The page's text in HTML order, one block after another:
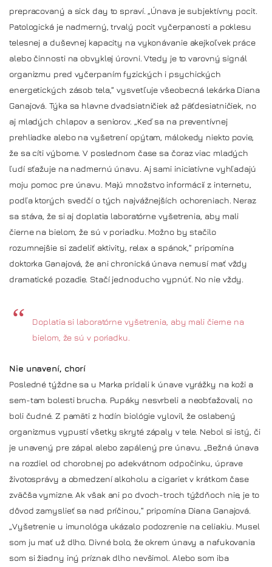
prepracovaný a sick day to spraví. „Únava je subjektívny pocit.
Patologická je nadmerný, trvalý pocit vyčerpanosti a poklesu
telesnej a duševnej kapacity na vykonávanie akejkoľvek práce
alebo činnosti na obvyklej úrovni. Vtedy je to varovný signál
organizmu pred vyčerpaním fyzických i psychických
energetických zásob tela,“ vysvetľuje všeobecná lekárka Diana
Ganajová. Týka sa hlavne dvadsiatničiek až päťdesiatničiek, no
aj mladých chlapov a seniorov. „Keď sa na preventívnej
prehliadke alebo na vyšetrení opýtam, málokedy niekto povie,
že sa cíti výborne. V poslednom čase sa čoraz viac mladých
ľudí sťažuje na nadmernú únavu. Aj sami iniciatívne vyhľadajú
moju pomoc pre únavu. Majú množstvo informácií z internetu,
podľa ktorých svedčí o tých najvážnejších ochoreniach. Neraz
sa stáva, že si aj doplatia laboratórne vyšetrenia, aby mali
čierne na bielom, že sú v poriadku. Možno by stačilo
rozumnejšie si zadeliť aktivity, relax a spánok,“ pripomína
doktorka Ganajová, že ani chronická únava nemusí mať vždy
dramatické pozadie. Stačí jednoducho vypnúť. No nie vždy.
Doplatia si laboratórne vyšetrenia, aby mali čierne na
bielom, že sú v poriadku.
Nie unavení, chorí
Posledné týždne sa u Marka pridali k únave vyrážky na koži a
sem-tam bolesti brucha. Pupáky nesvrbeli a neobťažovali, no
boli čudné. Z pamäti z hodín biológie vylovil, že oslabený
organizmus vypustí všetky skryté zápaly v tele. Nebol si istý, či
je unavený pre zápal alebo zapálený pre únavu. „Bežná únava
na rozdiel od chorobnej po adekvátnom odpočinku, úprave
životosprávy a obmedzení alkoholu a cigariet v krátkom čase
zväčša vymizne. Ak však ani po dvoch-troch týždňoch nie, je to
dôvod zamyslieť sa nad príčinou,“ pripomína Diana Ganajová.
„Vyšetrenie u imunológa ukázalo podozrenie na celiakiu. Musel
som ju mať už dlho. Divné bolo, že okrem únavy a nafukovania
som si žiadny iný príznak dlho nevšimol. Alebo som iba